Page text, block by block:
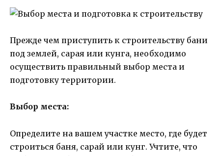
Прежде чем приступить к строительству бани
под землей, сарая или кунга, необходимо
осуществить правильный выбор места и
подготовку территории.
Выбор места:
Определите на вашем участке место, где будет
строиться баня, сарай или кунг. Учтите, что